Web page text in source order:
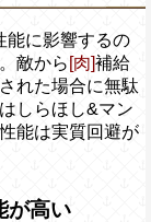
能に影響するの
敵から [肉]補給
れた場合に無駄
しらほし&マン
能は実質回避が
が高い